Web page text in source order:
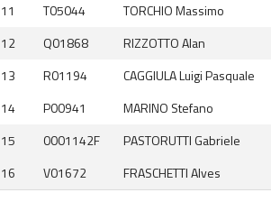
11
T05044 TORCHIO Massimo
12
Q01868 RIZZOTTO Alan
13
R01194 CAGGIULA Luigi Pasquale
14
P00941 MARINO Stefano
15
0001142F PASTORUTTI Gabriele
16
V01672 FRASCHETTI Alves